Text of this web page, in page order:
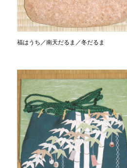
福はうち／南天だるま／冬だるま